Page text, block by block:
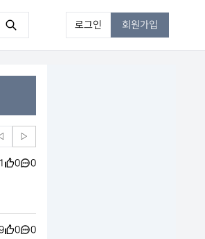
로그인 회원가입
▷
0 0
0 0